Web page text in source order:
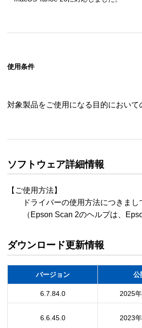
使用条件
対象製品をご使用になる目的におい
ソフトウェア詳細情報
【ご使用方法】
ドライバーの使用方法につきまし
（Epson Scan 2のヘルプは、
ダウンロード更新情報
バージョン 公
6.7.84.0 2025
6.6.45.0 2023